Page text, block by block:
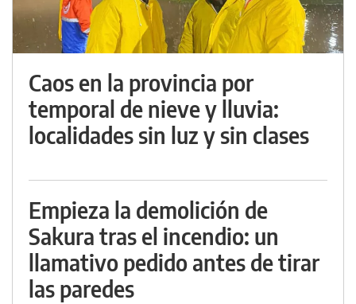
Caos en la provincia por
temporal de nieve y lluvia:
localidades sin luz y sin clases
Empieza la demolición de
Sakura tras el incendio: un
llamativo pedido antes de tirar
las paredes